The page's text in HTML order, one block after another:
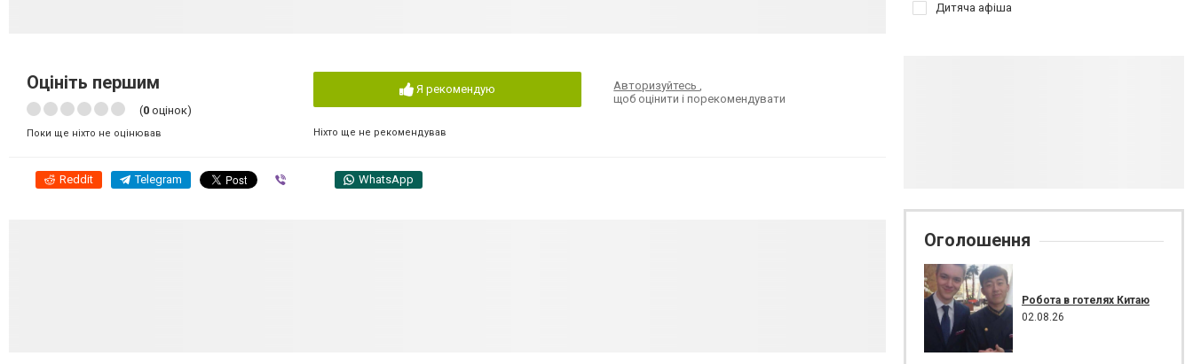
Оцініть першим
(0 оцінок)
Поки ще ніхто не оцінював
Я рекомендую
Ніхто ще не рекомендував
Авторизуйтесь
щоб оцінити і порекомендувати
Reddit Telegram WhatsApp
Дитяча афіша
Оголошення
Робота в готелях Китаю
02.08.26